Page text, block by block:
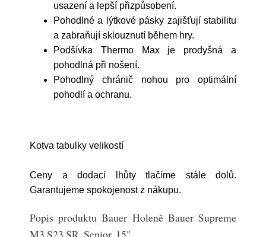
usazení a lepší přizpůsobení.
Pohodlné a lýtkové pásky zajišťují stabilitu
a zabraňují sklouznutí během hry.
Podšívka Thermo Max je prodyšná a
pohodlná při nošení.
Pohodlný chránič nohou pro optimální
pohodlí a ochranu.
Kotva tabulky velikostí
Ceny a dodací lhůty tlačíme stále dolů.
Garantujeme spokojenost z nákupu.
Popis produktu Bauer Holeně Bauer Supreme
M3 S23 SR, Senior, 15"